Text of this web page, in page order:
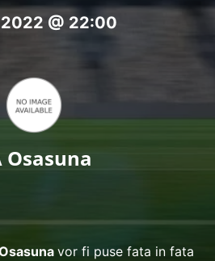
@ 22:00
Osasuna
vor fi puse fata in fata